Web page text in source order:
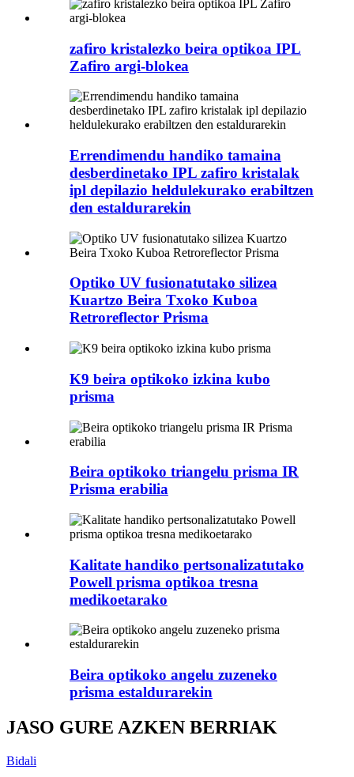
zafiro kristalezko beira optikoa IPL
Zafiro argi-blokea
Errendimendu handiko tamaina
desberdinetako IPL zafiro kristalak
ipl depilazio heldulekurako erabiltzen
den estaldurarekin
Optiko UV fusionatutako silizea
Kuartzo Beira Txoko Kuboa
Retroreflector Prisma
K9 beira optikoko izkina kubo
prisma
Beira optikoko triangelu prisma IR
Prisma erabilia
Kalitate handiko pertsonalizatutako
Powell prisma optikoa tresna
medikoetarako
Beira optikoko angelu zuzeneko
prisma estaldurarekin
JASO GURE AZKEN BERRIAK
Bidali